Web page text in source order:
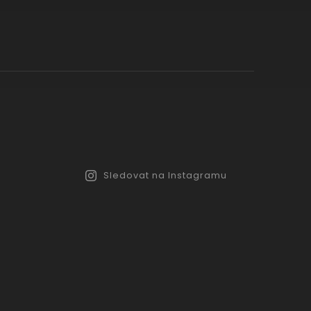
Sledovat na Instagramu